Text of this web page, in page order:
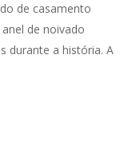
de casamento
de noivado
durante a história. A